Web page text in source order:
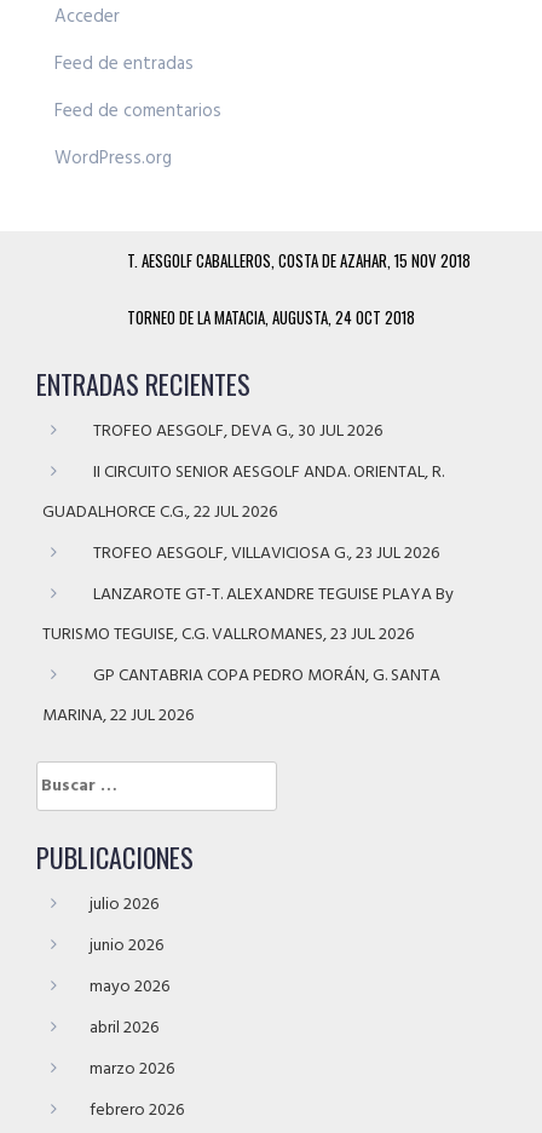
Acceder
Feed de entradas
Feed de comentarios
WordPress.org
T. AESGOLF CABALLEROS, COSTA DE AZAHAR, 15 NOV 2018
TORNEO DE LA MATACIA, AUGUSTA, 24 OCT 2018
ENTRADAS RECIENTES
TROFEO AESGOLF, DEVA G., 30 JUL 2026
II CIRCUITO SENIOR AESGOLF ANDA. ORIENTAL, R.
GUADALHORCE C.G., 22 JUL 2026
TROFEO AESGOLF, VILLAVICIOSA G., 23 JUL 2026
LANZAROTE GT-T. ALEXANDRE TEGUISE PLAYA By
TURISMO TEGUISE, C.G. VALLROMANES, 23 JUL 2026
GP CANTABRIA COPA PEDRO MORÁN, G. SANTA
MARINA, 22 JUL 2026
Buscar:
PUBLICACIONES
julio 2026
junio 2026
mayo 2026
abril 2026
marzo 2026
febrero 2026